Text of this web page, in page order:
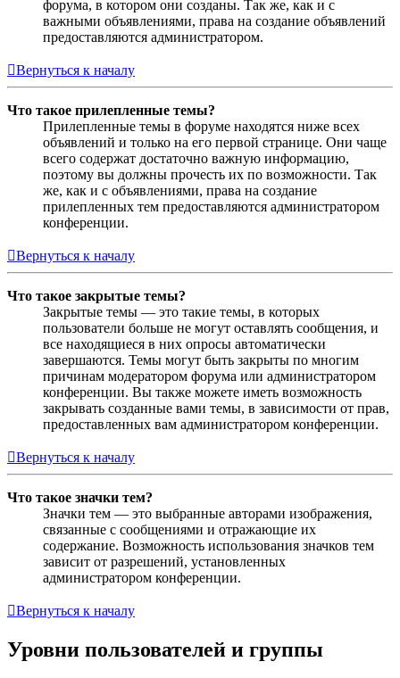
форума, в котором они созданы. Так же, как и с
важными объявлениями, права на создание объявлений
предоставляются администратором.
Вернуться к началу
Что такое прилепленные темы?
Прилепленные темы в форуме находятся ниже всех
объявлений и только на его первой странице. Они чаще
всего содержат достаточно важную информацию,
поэтому вы должны прочесть их по возможности. Так
же, как и с объявлениями, права на создание
прилепленных тем предоставляются администратором
конференции.
Вернуться к началу
Что такое закрытые темы?
Закрытые темы — это такие темы, в которых
пользователи больше не могут оставлять сообщения, и
все находящиеся в них опросы автоматически
завершаются. Темы могут быть закрыты по многим
причинам модератором форума или администратором
конференции. Вы также можете иметь возможность
закрывать созданные вами темы, в зависимости от прав,
предоставленных вам администратором конференции.
Вернуться к началу
Что такое значки тем?
Значки тем — это выбранные авторами изображения,
связанные с сообщениями и отражающие их
содержание. Возможность использования значков тем
зависит от разрешений, установленных
администратором конференции.
Вернуться к началу
Уровни пользователей и группы